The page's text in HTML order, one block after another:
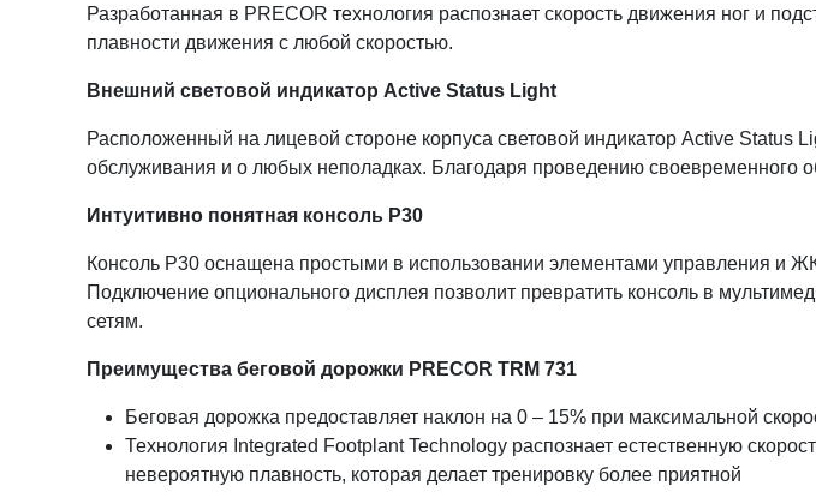
Разработанная в PRECOR технология распознает скорость движения ног и
плавности движения с любой скоростью.
Внешний световой индикатор Active Status Light
Расположенный на лицевой стороне корпуса световой индикатор Active Status
обслуживания и о любых неполадках. Благодаря проведению своевременного
Интуитивно понятная консоль P30
Консоль P30 оснащена простыми в использовании элементами управления и
Подключение опционального дисплея позволит превратить консоль в
сетям.
Преимущества беговой дорожки PRECOR TRM 731
Беговая дорожка предоставляет наклон на 0 – 15% при максимальной
Технология Integrated Footplant Technology распознает естественную
невероятную плавность, которая делает тренировку более приятной